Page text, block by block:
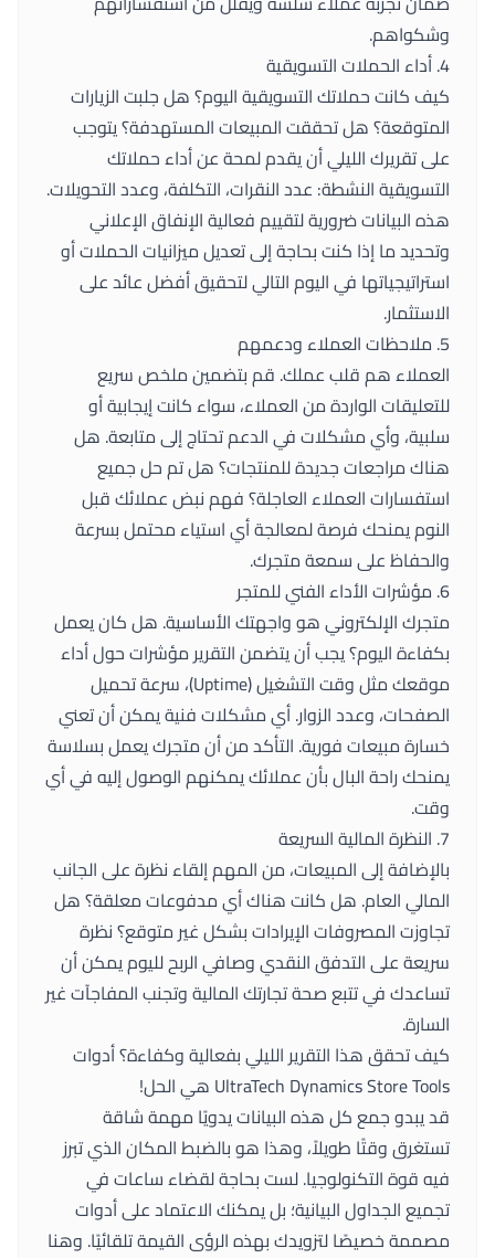
وشكواهم.
4. أداء الحملات التسويقية
كيف كانت حملاتك التسويقية اليوم؟ هل جلبت الزيارات
المتوقعة؟ هل تحققت المبيعات المستهدفة؟ يتوجب
على تقريرك الليلي أن يقدم لمحة عن أداء حملاتك
التسويقية النشطة: عدد النقرات، التكلفة، وعدد التحويلات.
هذه البيانات ضرورية لتقييم فعالية الإنفاق الإعلاني
وتحديد ما إذا كنت بحاجة إلى تعديل ميزانيات الحملات أو
استراتيجياتها في اليوم التالي لتحقيق أفضل عائد على
الاستثمار.
5. ملاحظات العملاء ودعمهم
العملاء هم قلب عملك. قم بتضمين ملخص سريع
للتعليقات الواردة من العملاء، سواء كانت إيجابية أو
سلبية، وأي مشكلات في الدعم تحتاج إلى متابعة. هل
هناك مراجعات جديدة للمنتجات؟ هل تم حل جميع
استفسارات العملاء العاجلة؟ فهم نبض عملائك قبل
النوم يمنحك فرصة لمعالجة أي استياء محتمل بسرعة
والحفاظ على سمعة متجرك.
6. مؤشرات الأداء الفني للمتجر
متجرك الإلكتروني هو واجهتك الأساسية. هل كان يعمل
بكفاءة اليوم؟ يجب أن يتضمن التقرير مؤشرات حول أداء
موقعك مثل وقت التشغيل (Uptime)، سرعة تحميل
الصفحات، وعدد الزوار. أي مشكلات فنية يمكن أن تعني
خسارة مبيعات فورية. التأكد من أن متجرك يعمل بسلاسة
يمنحك راحة البال بأن عملائك يمكنهم الوصول إليه في أي
وقت.
7. النظرة المالية السريعة
بالإضافة إلى المبيعات، من المهم إلقاء نظرة على الجانب
المالي العام. هل كانت هناك أي مدفوعات معلقة؟ هل
تجاوزت المصروفات الإيرادات بشكل غير متوقع؟ نظرة
سريعة على التدفق النقدي وصافي الربح لليوم يمكن أن
تساعدك في تتبع صحة تجارتك المالية وتجنب المفاجآت غير
السارة.
كيف تحقق هذا التقرير الليلي بفعالية وكفاءة؟ أدوات
UltraTech Dynamics Store Tools هي الحل!
قد يبدو جمع كل هذه البيانات يدويًا مهمة شاقة
تستغرق وقتًا طويلاً، وهذا هو بالضبط المكان الذي تبرز
فيه قوة التكنولوجيا. لست بحاجة لقضاء ساعات في
تجميع الجداول البيانية؛ بل يمكنك الاعتماد على أدوات
مصممة خصيصًا لتزويدك بهذه الرؤى القيمة تلقائيًا. وهنا